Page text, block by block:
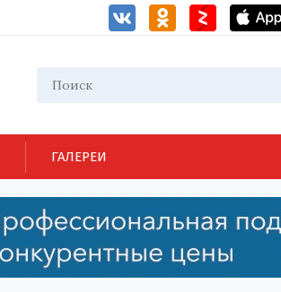
ГАЛЕРЕИ